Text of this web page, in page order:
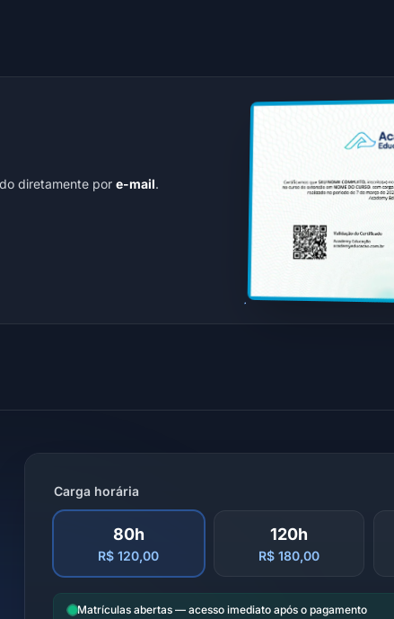
diretamente por e-mail.
Carga horária
80h
R$ 120,00
120h
R$ 180,00
Matrículas abertas — acesso imediato após o pagamento